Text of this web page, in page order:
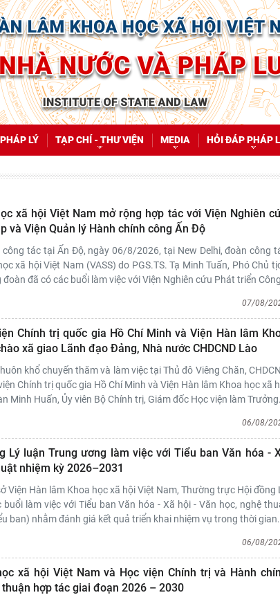
LÝ TẠP CHÍ - THƯ VIỆN MEDIA HỎI ĐÁP PHÁP
xã hội Việt Nam mở rộng hợp tác với Viện Nghiên
và Viện Quản lý Hành chính công Ấn Độ
công tác tại Ấn Độ, ngày 06/8/2026, tại New Delhi, đoàn công
xã hội Việt Nam (VASS) do PGS.TS. Tạ Minh Tuấn, Phó Chủ
đã có các buổi làm việc với Viện Nghiên cứu Phát triển Công
07/08/
Chính trị quốc gia Hồ Chí Minh và Viện Hàn lâm
xã giao Lãnh đạo Đảng, Nhà nước CHDCND Lào
khổ chuyến thăm và làm việc tại Thủ đô Viêng Chăn,
Chính trị quốc gia Hồ Chí Minh và Viện Hàn lâm Khoa học xã
Minh Huấn, Ủy viên Bộ Chính trị, Giám đốc Học viện làm Trưởng
06/08/
Lý luận Trung ương làm việc với Tiểu ban Văn hóa -
nhiệm kỳ 2026–2031
Viện Hàn lâm Khoa học xã hội Việt Nam, Thường trực Hội đồng
làm việc với Tiểu ban Văn hóa - Xã hội - Văn học, nghệ
ban) nhằm đánh giá kết quả triển khai nhiệm vụ trong thời gian
06/08/
xã hội Việt Nam và Học viện Chính trị và Hành
hợp tác giai đoạn 2026 – 2030